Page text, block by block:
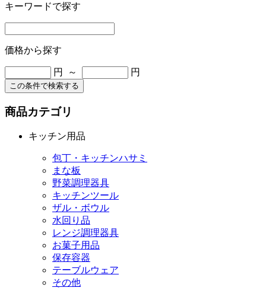
キーワードで探す
価格から探す
円 ～ 円
この条件で検索する
商品カテゴリ
キッチン用品
包丁・キッチンハサミ
まな板
野菜調理器具
キッチンツール
ザル・ボウル
水回り品
レンジ調理器具
お菓子用品
保存容器
テーブルウェア
その他